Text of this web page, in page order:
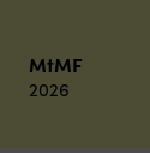
MtMF
2026